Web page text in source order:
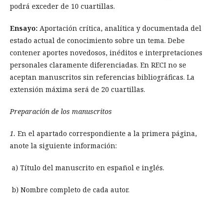
podrá exceder de 10 cuartillas.
Ensayo: Aportación crítica, analítica y documentada del
estado actual de conocimiento sobre un tema. Debe
contener aportes novedosos, inéditos e interpretaciones
personales claramente diferenciadas. En RECI no se
aceptan manuscritos sin referencias bibliográficas. La
extensión máxima será de 20 cuartillas.
Preparación de los manuscritos
1. En el apartado correspondiente a la primera página,
anote la siguiente información:
a) Título del manuscrito en español e inglés.
b) Nombre completo de cada autor.